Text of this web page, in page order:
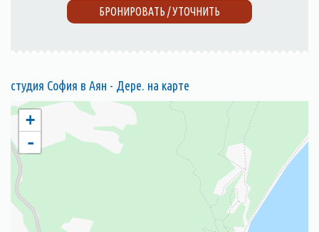
БРОНИРОВАТЬ / УТОЧНИТЬ
студия София в Аян - Дере. на карте
+
-